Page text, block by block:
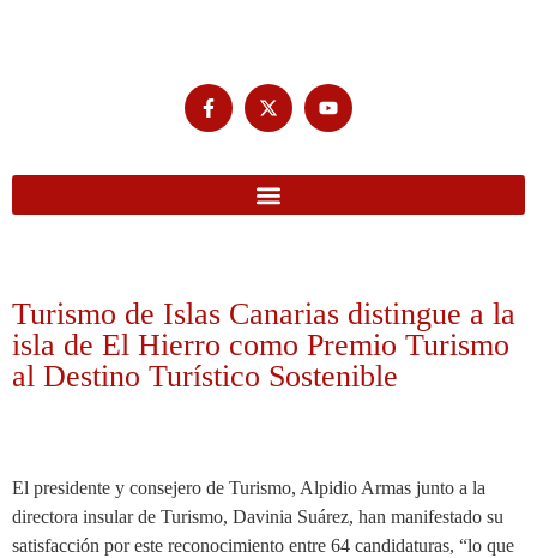
Turismo de Islas Canarias distingue a la
isla de El Hierro como Premio Turismo
al Destino Turístico Sostenible
El presidente y consejero de Turismo, Alpidio Armas junto a la
directora insular de Turismo, Davinia Suárez, han manifestado su
satisfacción por este reconocimiento entre 64 candidaturas, “lo que